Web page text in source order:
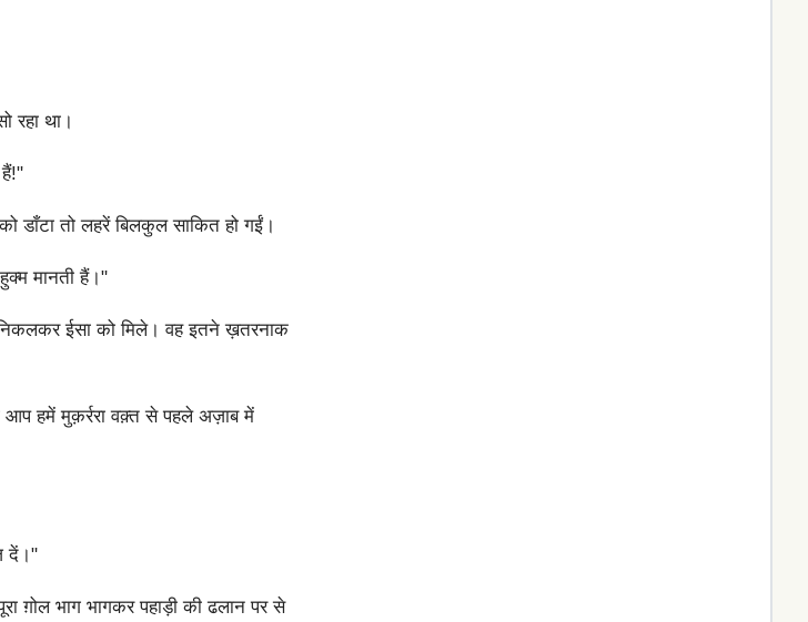
रहा था।
डाँटा तो लहरें बिलकुल साकित हो गईं।
मानती हैं।"
निकलकर ईसा को मिले। वह इतने ख़तरनाक
आप हमें मुक़र्ररा वक़्त से पहले अज़ाब में
दें।"
ग़ोल भाग भागकर पहाड़ी की ढलान पर से